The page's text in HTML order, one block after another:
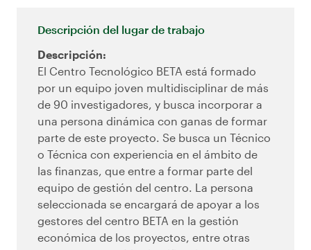
Descripción del lugar de trabajo
Descripción:
El Centro Tecnológico BETA está formado
por un equipo joven multidisciplinar de más
de 90 investigadores, y busca incorporar a
una persona dinámica con ganas de formar
parte de este proyecto. Se busca un Técnico
o Técnica con experiencia en el ámbito de
las finanzas, que entre a formar parte del
equipo de gestión del centro. La persona
seleccionada se encargará de apoyar a los
gestores del centro BETA en la gestión
económica de los proyectos, entre otras